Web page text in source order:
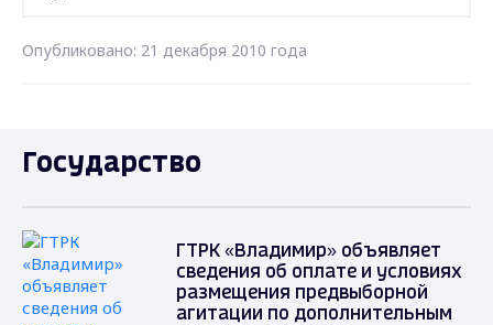
Опубликовано: 21 декабря 2010 года
Государство
ГТРК «Владимир» объявляет
сведения об оплате и условиях
размещения предвыборной
агитации по дополнительным